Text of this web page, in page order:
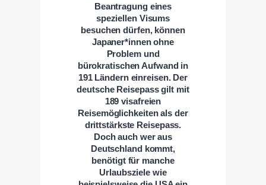
Beantragung eines
speziellen Visums
besuchen dürfen, können
Japaner*innen ohne
Problem und
bürokratischen Aufwand in
191 Ländern einreisen. Der
deutsche Reisepass gilt mit
189 visafreien
Reisemöglichkeiten als der
drittstärkste Reisepass.
Doch auch wer aus
Deutschland kommt,
benötigt für manche
Urlaubsziele wie